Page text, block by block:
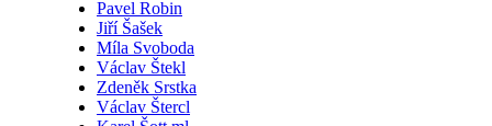
Pavel Robin
Jiří Šašek
Míla Svoboda
Václav Štekl
Zdeněk Srstka
Václav Štercl